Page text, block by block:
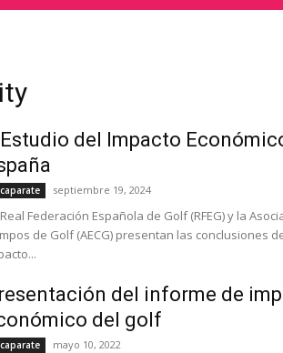
Estudio del Impacto
septiembre 19, 2024
Federación Española de Golf (RFEG) y la
de Golf (AECG) presentan las conclusiones
del informe de
del golf
mayo 10, 2022